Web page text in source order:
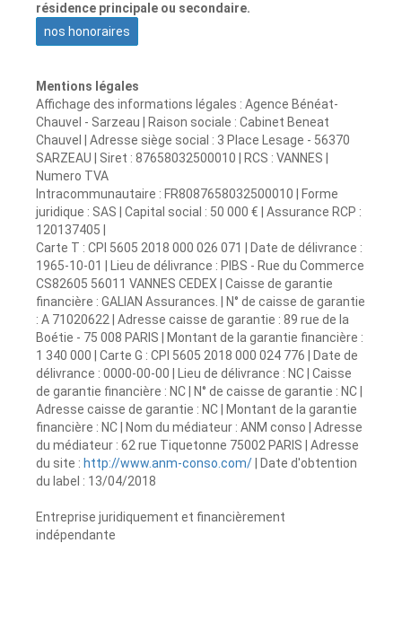
résidence principale ou secondaire.
nos honoraires
Mentions légales
Affichage des informations légales : Agence Bénéat-
Chauvel - Sarzeau | Raison sociale : Cabinet Beneat
Chauvel | Adresse siège social : 3 Place Lesage - 56370
SARZEAU | Siret : 87658032500010 | RCS : VANNES |
Numero TVA
Intracommunautaire : FR8087658032500010 | Forme
juridique : SAS | Capital social : 50 000 € | Assurance RCP :
120137405 |
Carte T : CPI 5605 2018 000 026 071 | Date de délivrance :
1965-10-01 | Lieu de délivrance : PIBS - Rue du Commerce
CS82605 56011 VANNES CEDEX | Caisse de garantie
financière : GALIAN Assurances. | N° de caisse de garantie
: A 71020622 | Adresse caisse de garantie : 89 rue de la
Boétie - 75 008 PARIS | Montant de la garantie financière :
1 340 000 | Carte G : CPI 5605 2018 000 024 776 | Date de
délivrance : 0000-00-00 | Lieu de délivrance : NC | Caisse
de garantie financière : NC | N° de caisse de garantie : NC |
Adresse caisse de garantie : NC | Montant de la garantie
financière : NC | Nom du médiateur : ANM conso | Adresse
du médiateur : 62 rue Tiquetonne 75002 PARIS | Adresse
du site : http://www.anm-conso.com/ | Date d'obtention
du label : 13/04/2018
Entreprise juridiquement et financièrement
indépendante